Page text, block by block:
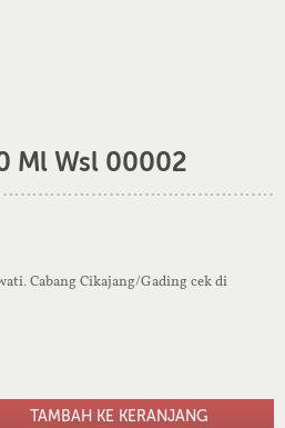
Ml Wsl 00002
Cabang Cikajang/Gading cek di